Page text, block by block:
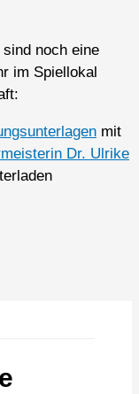
noch eine
im Spiellokal
mit
Dr. Ulrike